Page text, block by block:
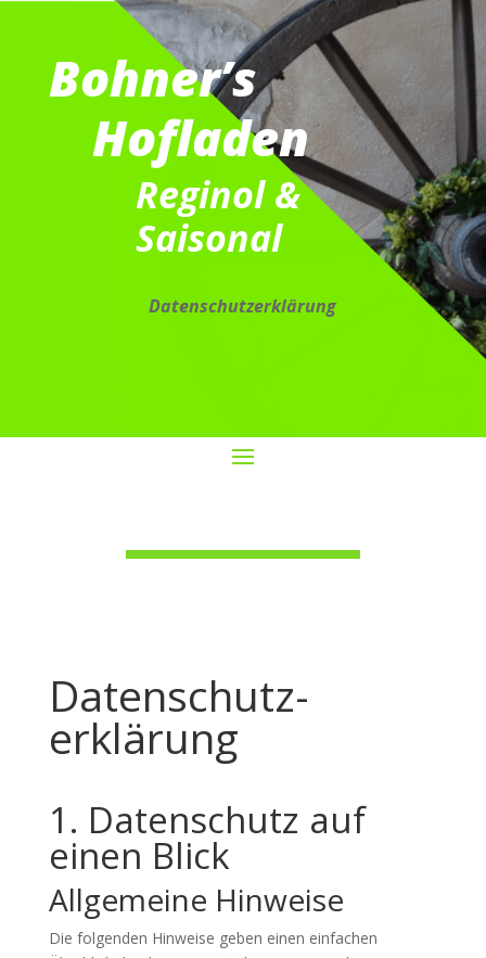
Bohner’s
Hofladen
Reginol &
Saisonal
Datenschutz­erklärung
Datenschutz­
erklärung
1. Datenschutz auf
einen Blick
Allgemeine Hinweise
Die folgenden Hinweise geben einen einfachen